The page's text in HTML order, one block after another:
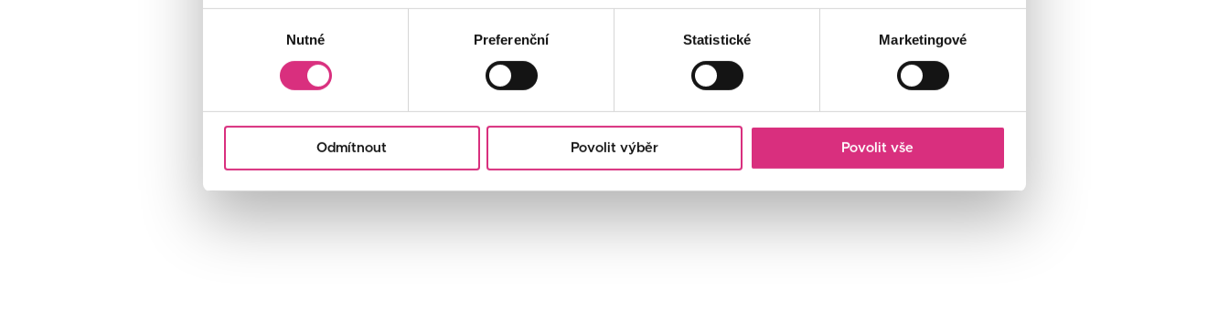
Nutné Preferenční Statistické Marketingové
Odmítnout Povolit výběr Povolit vše